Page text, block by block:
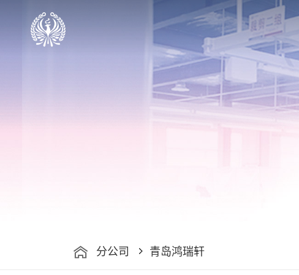
分公司 青岛鸿瑞轩